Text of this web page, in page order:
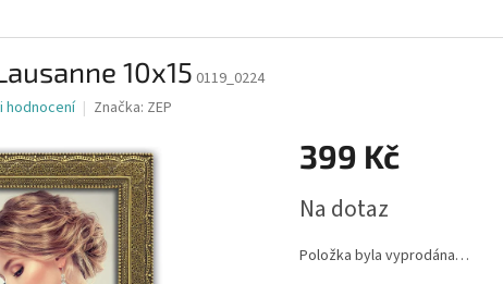
10x15 0119_0224
hodnocení Značka: ZEP
399 Kč
cena:
Na dotaz
Položka byla vyprodána…